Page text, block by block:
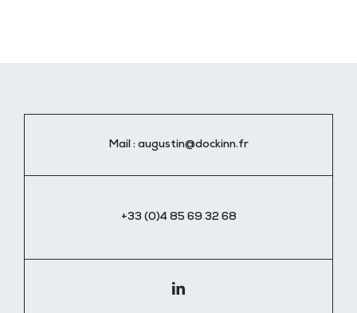
Mail : augustin@dockinn.fr
+33 (0)4 85 69 32 68